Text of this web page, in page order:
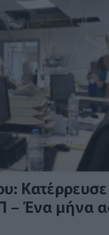
– Ένα μήνα